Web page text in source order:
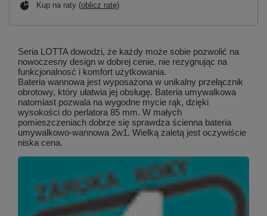
Kup na raty (oblicz ratę)
Seria LOTTA dowodzi, że każdy może sobie pozwolić na
nowoczesny design w dobrej cenie, nie rezygnując na
funkcjonalnosć i komfort użytkowania.
Bateria wannowa jest wyposażona w unikalny przełącznik
obrotowy, który ułatwia jej obsługę. Bateria umywalkowa
natomiast pozwala na wygodne mycie rąk, dzięki
wysokości do perlatora 85 mm. W małych
pomieszczeniach dobrze się sprawdza ścienna bateria
umywalkowo-wannowa 2w1. Wielką zaletą jest oczywiście
niska cena.